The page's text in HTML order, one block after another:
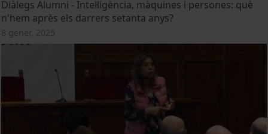
Diàlegs Alumni - Intel·ligència, màquines i persones: què
n'hem après els darrers setanta anys?
8 gener, 2025